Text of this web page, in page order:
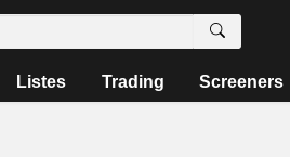
Listes Trading Screeners